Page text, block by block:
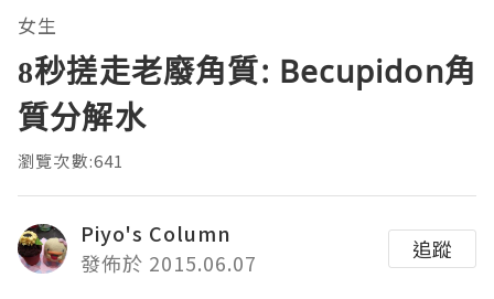
女生
8秒搓走老廢角質: Becupidon角
質分解水
瀏覽次數:641
Piyo's Column
發佈於 2015.06.07
追蹤